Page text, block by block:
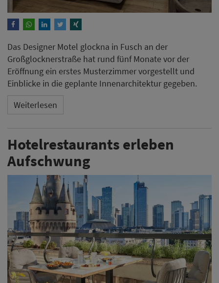
Das Designer Motel glockna in Fusch an der
Großglocknerstraße hat rund fünf Monate vor der
Eröffnung ein erstes Musterzimmer vorgestellt und
Einblicke in die geplante Innenarchitektur gegeben.
Weiterlesen
Hotelrestaurants erleben
Aufschwung